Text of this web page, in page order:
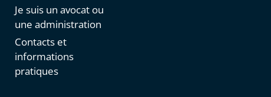
Je suis un avocat ou
une administration
Contacts et
informations
pratiques